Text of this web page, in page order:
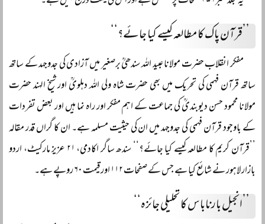
’’قرآن پاک کا مطالعہ کیسے کیا جائے؟‘‘
مفکر انقلاب حضرت مولانا عبید اللہ سندھیؒ برصغیر میں آزادی کی جدوجہد کے ساتھ
ساتھ قرآن فہمی کی تحریک میں بھی حضرت شاہ ولی اللہ دہلویؒ اور شیخ الہند حضرت
مولانا محمود حسن دیوبندیؒ کی جماعت کے اہم مفکر اور راہ نما ہیں اور بعض تفردات
کے باوجود قرآن فہمی کی جدوجہد میں ان کی حیثیت مسلمہ ہے۔ ان کا گراں قدر مقالہ
’’قرآن کریم کا مطالعہ کیسے کیا جائے؟‘‘ سندھ ساگر اکادمی، ۲۱ عزیز مارکیٹ، اردو
بازار لاہور نے شائع کیا ہے جس کے صفحات ۱۱۲ اور قیمت ۶۰ روپے ہے۔
’’انجیل بارناباس کا تحلیلی جائزہ‘‘